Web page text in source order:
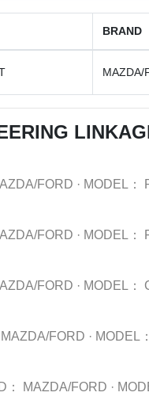
BRAND
MAZDA/
FORD · MODEL：
FORD · MODEL：
FORD · MODEL：
MAZDA/FORD · MODEL：
： MAZDA/FORD ·